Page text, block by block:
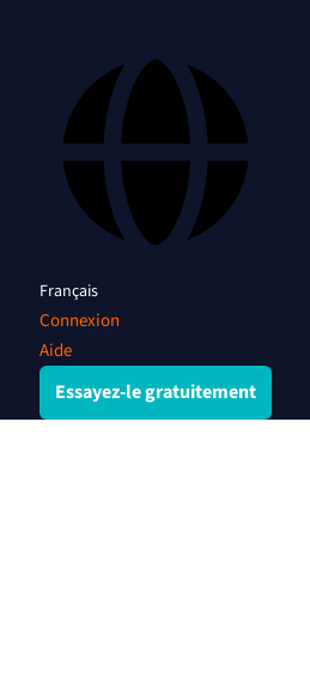
Français
Connexion
Aide
Essayez-le gratuitement